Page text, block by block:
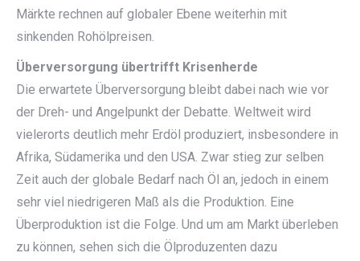
Märkte rechnen auf globaler Ebene weiterhin mit
sinkenden Rohölpreisen.
Überversorgung übertrifft Krisenherde
Die erwartete Überversorgung bleibt dabei nach wie vor
der Dreh- und Angelpunkt der Debatte. Weltweit wird
vielerorts deutlich mehr Erdöl produziert, insbesondere in
Afrika, Südamerika und den USA. Zwar stieg zur selben
Zeit auch der globale Bedarf nach Öl an, jedoch in einem
sehr viel niedrigeren Maß als die Produktion. Eine
Überproduktion ist die Folge. Und um am Markt überleben
zu können, sehen sich die Ölproduzenten dazu